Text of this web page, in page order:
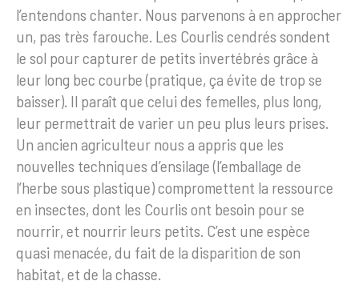
l’entendons chanter. Nous parvenons à en approcher
un, pas très farouche. Les Courlis cendrés sondent
le sol pour capturer de petits invertébrés grâce à
leur long bec courbe (pratique, ça évite de trop se
baisser). Il paraît que celui des femelles, plus long,
leur permettrait de varier un peu plus leurs prises.
Un ancien agriculteur nous a appris que les
nouvelles techniques d’ensilage (l’emballage de
l’herbe sous plastique) compromettent la ressource
en insectes, dont les Courlis ont besoin pour se
nourrir, et nourrir leurs petits. C’est une espèce
quasi menacée, du fait de la disparition de son
habitat, et de la chasse.